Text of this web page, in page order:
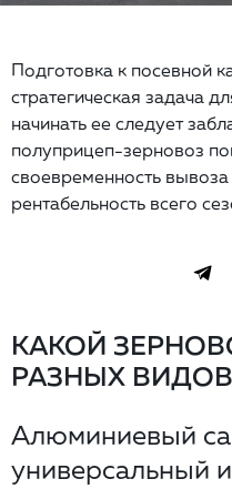
Подготовка к посевной
стратегическая задача
начинать ее следует
полуприцеп-зерновоз
своевременность
рентабельность всего
КАКОЙ
РАЗНЫХ
Алюминиевый
универсальный